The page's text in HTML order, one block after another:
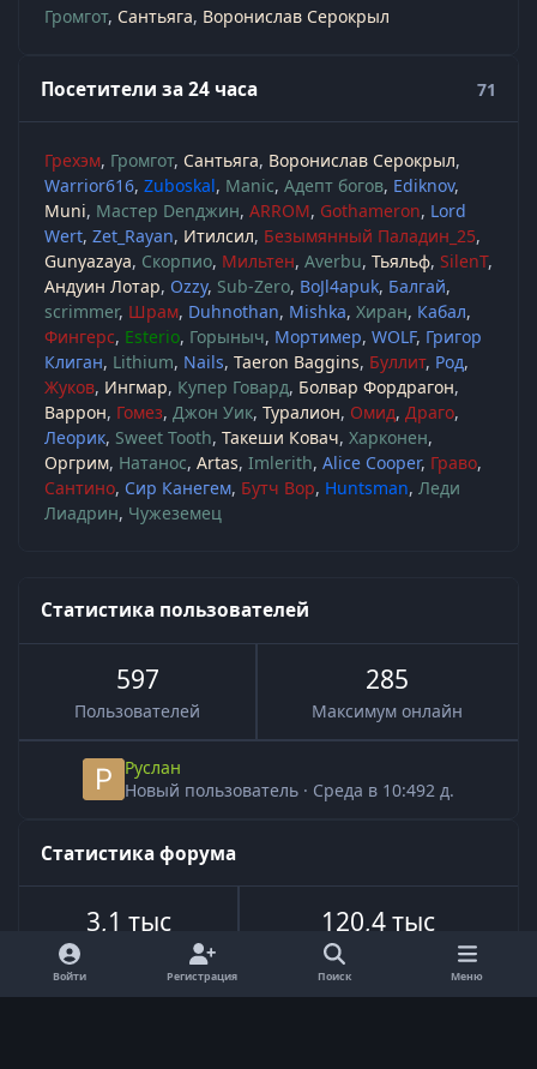
Громгот Сантьяга Воронислав Серокрыл
Посетители за 24 часа 71
Грехэм Громгот Сантьяга Воронислав Серокрыл
Warrior616 Zuboskal Manic Адепт богов Ediknov
Muni Мастер Denджин ARROM Gothameron Lord
Wert Zet_Rayan Итилсил Безымянный Паладин_25
Gunyazaya Скорпио Мильтен Averbu Тьяльф SilenT
Андуин Лотар Ozzy Sub-Zero BoJl4apuk Балгай
scrimmer Шрам Duhnothan Mishka Хиран Кабал
Фингерс Esterio Горыныч Мортимер WOLF Григор
Клиган Lithium Nails Taeron Baggins Буллит Род
Жуков Ингмар Купер Говард Болвар Фордрагон
Варрон Гомез Джон Уик Туралион Омид Драго
Леорик Sweet Tooth Такеши Ковач Харконен
Оргрим Натанос Artas Imlerith Alice Cooper Граво
Сантино Сир Канегем Бутч Вор Huntsman Леди
Лиадрин Чужеземец
Статистика пользователей
597
Пользователей
285
Максимум онлайн
Руслан
Новый пользователь · Среда в 10:492 д.
Статистика форума
3,1 тыс
Всего сообщений
120,4 тыс
Войти Регистрация Поиск Меню